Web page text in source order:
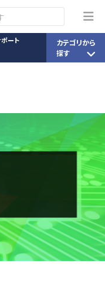
ート
カテゴリから
探す